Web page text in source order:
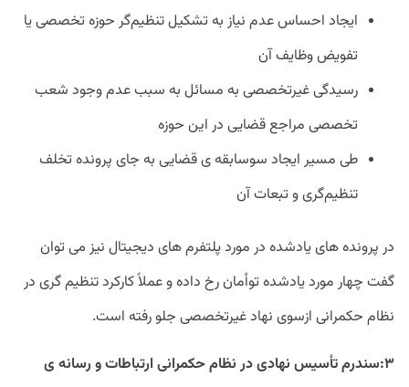
ایجاد احساس عدم نیاز به تشکیل تنظیم‌گر حوزه تخصصی یا
تفویض وظایف آن
رسیدگی غیرتخصصی به مسائل به سبب عدم وجود شعب
تخصصی مراجع قضایی در این حوزه
طی مسیر ایجاد سوسابقه ی قضایی به جای پرونده تخلف
تنظیم‌گری و تبعات آن
در پرونده های یادشده در مورد پلتفرم های دیجیتال نیز می توان
گفت چهار مورد یادشده توأمان رخ داده و عملاً کارکرد تنظیم گری در
نظام حکمرانی ازسوی نهاد غیرتخصصی جلو رفته است.
۳:سندرم تأسیس نهادی در نظام حکمرانی ارتباطات و رسانه ی